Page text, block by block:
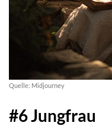
Quelle: Midjourney
#6 Jungfrau